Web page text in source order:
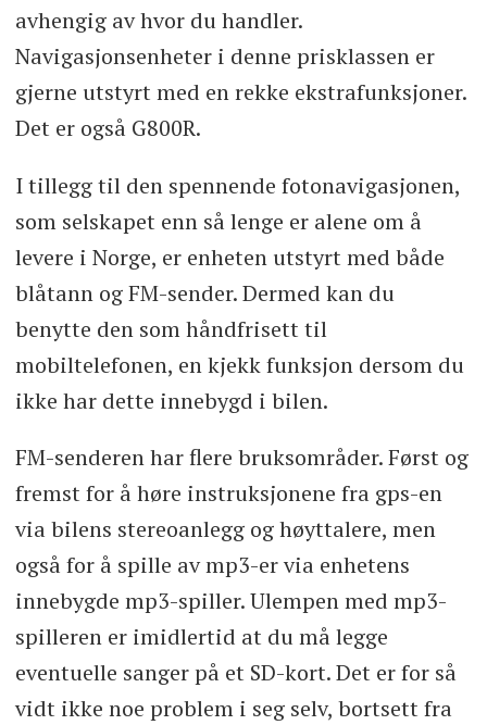
avhengig av hvor du handler.
Navigasjonsenheter i denne prisklassen er
gjerne utstyrt med en rekke ekstrafunksjoner.
Det er også G800R.
I tillegg til den spennende fotonavigasjonen,
som selskapet enn så lenge er alene om å
levere i Norge, er enheten utstyrt med både
blåtann og FM-sender. Dermed kan du
benytte den som håndfrisett til
mobiltelefonen, en kjekk funksjon dersom du
ikke har dette innebygd i bilen.
FM-senderen har flere bruksområder. Først og
fremst for å høre instruksjonene fra gps-en
via bilens stereoanlegg og høyttalere, men
også for å spille av mp3-er via enhetens
innebygde mp3-spiller. Ulempen med mp3-
spilleren er imidlertid at du må legge
eventuelle sanger på et SD-kort. Det er for så
vidt ikke noe problem i seg selv, bortsett fra